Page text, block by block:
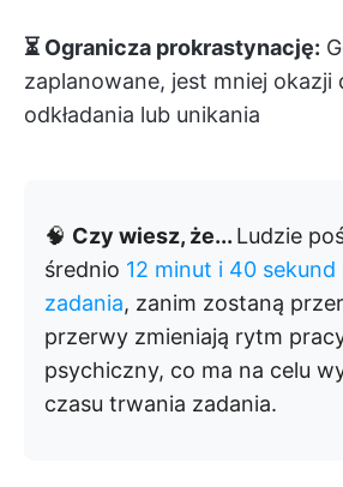
⏳ Ogranicza prokrastynację:
zaplanowane, jest mniej okazji
odkładania lub unikania
🧠 Czy wiesz, że... Ludzie
średnio 12 minut i 40
zadania, zanim zostaną
przerwy zmieniają rytm
psychiczny, co ma na celu
czasu trwania zadania.